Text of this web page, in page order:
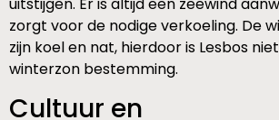
uitstijgen. Er is altijd een zeewind
zorgt voor de nodige verkoeling. De
zijn koel en nat, hierdoor is Lesbos
winterzon bestemming.
Cultuur en